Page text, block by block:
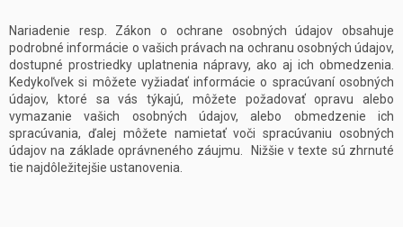
Nariadenie resp. Zákon o ochrane osobných údajov obsahuje
podrobné informácie o vašich právach na ochranu osobných údajov,
dostupné prostriedky uplatnenia nápravy, ako aj ich obmedzenia.
Kedykoľvek si môžete vyžiadať informácie o spracúvaní osobných
údajov, ktoré sa vás týkajú, môžete požadovať opravu alebo
vymazanie vašich osobných údajov, alebo obmedzenie ich
spracúvania, ďalej môžete namietať voči spracúvaniu osobných
údajov na základe oprávneného záujmu. Nižšie v texte sú zhrnuté
tie najdôležitejšie ustanovenia.